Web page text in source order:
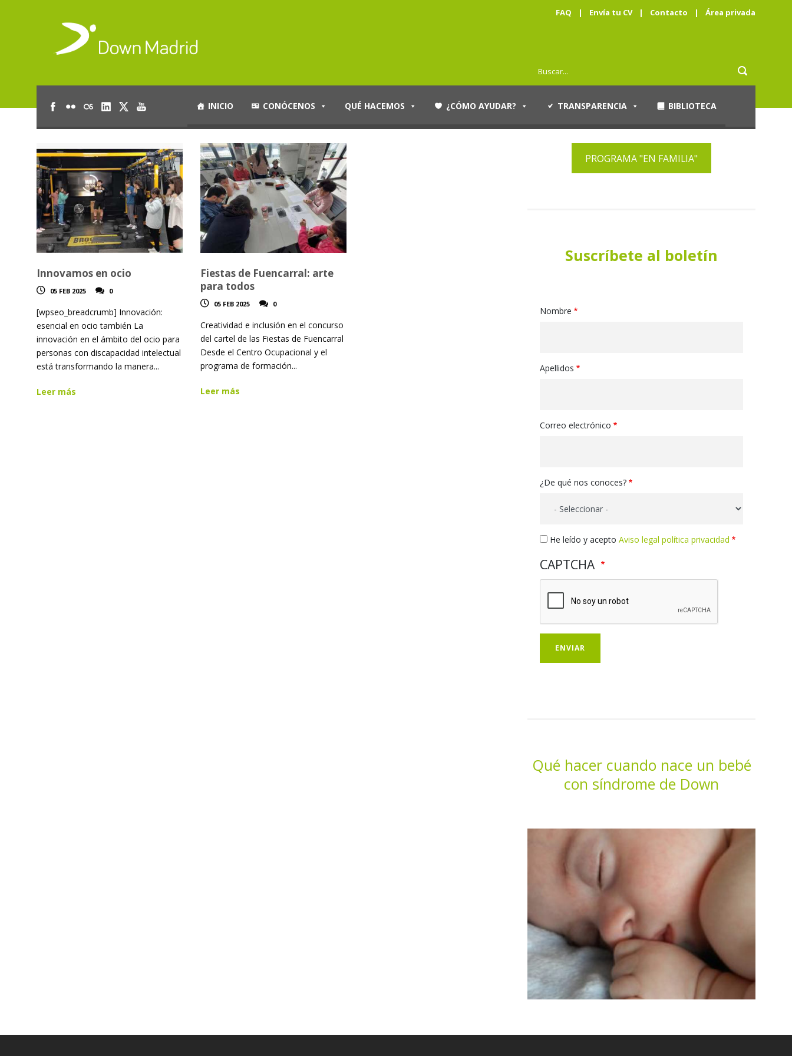
FAQ | Envía tu CV | Contacto | Área privada
INICIO CONÓCENOS QUÉ HACEMOS ¿CÓMO AYUDAR? TRANSPARENCIA BIBLIOTECA
Innovamos en ocio
05 FEB 2025 0
[wpseo_breadcrumb] Innovación:
esencial en ocio también La
innovación en el ámbito del ocio para
personas con discapacidad intelectual
está transformando la manera...
Leer más
Fiestas de Fuencarral: arte
para todos
05 FEB 2025 0
Creatividad e inclusión en el concurso
del cartel de las Fiestas de Fuencarral
Desde el Centro Ocupacional y el
programa de formación...
Leer más
PROGRAMA "EN FAMILIA"
Suscríbete al boletín
Qué hacer cuando nace un bebé
con síndrome de Down